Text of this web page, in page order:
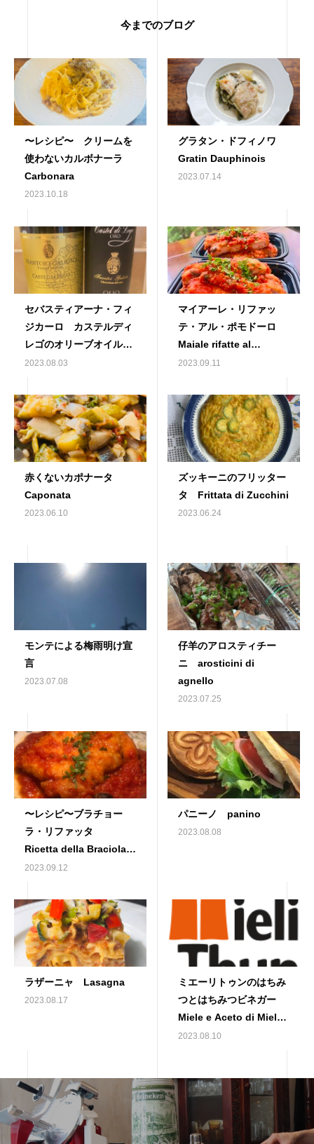
今までのブログ
〜レシピ〜 クリームを
使わないカルボナーラ
Carbonara
2023.10.18
グラタン・ドフィノワ
Gratin Dauphinois
2023.07.14
セバスティアーナ・フィ
ジカーロ カステルディ
レゴのオリーブオイル
Olio extara Vergine
Fisicaro Castel di Lego
2023.08.03
マイアーレ・リファッ
テ・アル・ポモドーロ
Maiale rifatte al
pomodoro
2023.09.11
赤くないカポナータ
Caponata
2023.06.10
ズッキーニのフリッター
タ Frittata di Zucchini
2023.06.24
モンテによる梅雨明け宣
言
2023.07.08
仔羊のアロスティチー
ニ arosticini di
agnello
2023.07.25
〜レシピ〜ブラチョー
ラ・リファッタ
Ricetta della Braciola
fritta rifatta al
2023.09.12
パニーノ panino
2023.08.08
ラザーニャ Lasagna
2023.08.17
ミエーリトゥンのはちみ
つとはちみつビネガー
Miele e Aceto di Miele
di Mieli Thun
2023.08.10